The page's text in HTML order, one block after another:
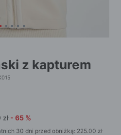
z kapturem
zł - 65 %
30 dni przed obniżką: 225.00 zł